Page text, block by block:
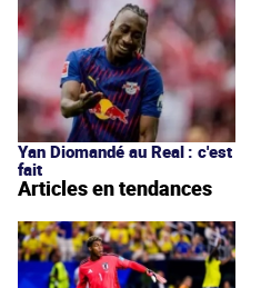
Yan Diomandé au Real : c'est
fait
Articles en tendances